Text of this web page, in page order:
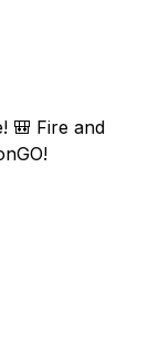
🎒 Fire and